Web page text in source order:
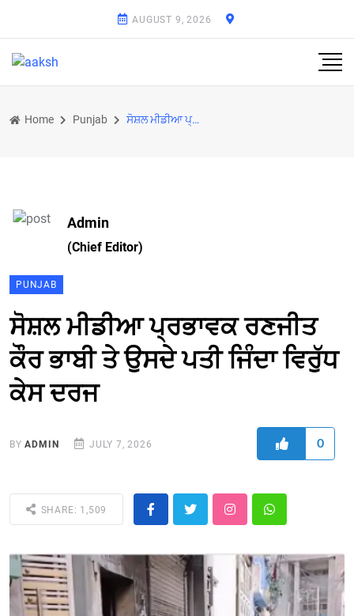
AUGUST 9, 2026
Home Punjab ਸੋਸ਼ਲ ਮੀਡੀਆ ਪ੍ਰਭਾਵਕ ਰਣਜੀਤ ਕੌਰ ਭਾਬੀ ਤੇ ਉਸਦੇ ਪਤੀ ਜਿੰਦਾ ਵਿਰੁੱਧ ਕੇਸ ਦਰਜ
Admin
(Chief Editor)
PUNJAB
ਸੋਸ਼ਲ ਮੀਡੀਆ ਪ੍ਰਭਾਵਕ ਰਣਜੀਤ
ਕੌਰ ਭਾਬੀ ਤੇ ਉਸਦੇ ਪਤੀ ਜਿੰਦਾ ਵਿਰੁੱਧ
ਕੇਸ ਦਰਜ
BYADMIN JULY 7, 2026 0
SHARE: 1,509